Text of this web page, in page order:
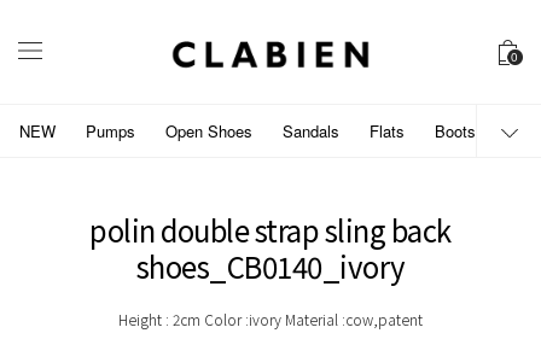
0
NEW Pumps Open Shoes Sandals Flats Boots 개
polin double strap sling back
shoes_CB0140_ivory
Height : 2cm Color :ivory Material :cow,patent